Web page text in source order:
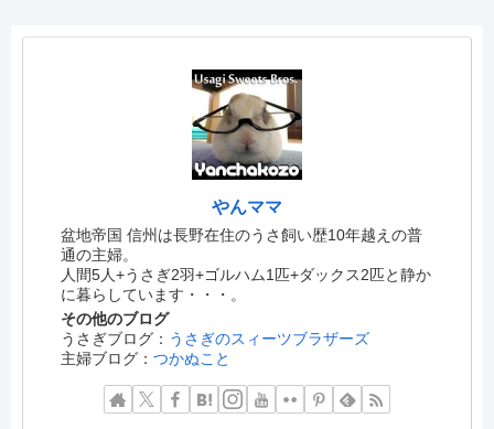
やんママ
盆地帝国 信州は長野在住のうさ飼い歴10年越えの普
通の主婦。
人間5人+うさぎ2羽+ゴルハム1匹+ダックス2匹と静か
に暮らしています・・・。
その他のブログ
うさぎブログ： うさぎのスィーツブラザーズ
主婦ブログ：つかぬこと